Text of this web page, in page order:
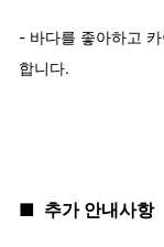
- 바다를 좋아하고
합니다.
■ 추가 안내사항